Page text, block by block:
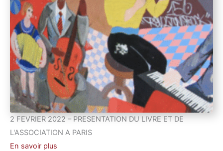
2 FEVRIER 2022 – PRESENTATION DU LIVRE ET DE
L'ASSOCIATION A PARIS
En savoir plus